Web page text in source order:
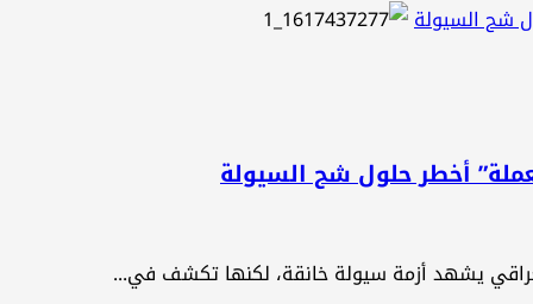
شح السيولة
أخطر حلول شح السيولة
يشهد أزمة سيولة خانقة، لكنها تكشف في...